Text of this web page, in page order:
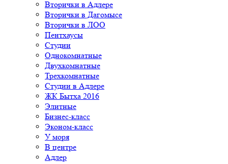
Вторички в Адлере
Вторички в Дагомысе
Вторички в ЛОО
Пентхаусы
Студии
Однокомнатные
Двухкомнатные
Трехкомнатные
Студии в Адлере
ЖК Бытха 2016
Элитные
Бизнес-класс
Эконом-класс
У моря
В центре
Адлер